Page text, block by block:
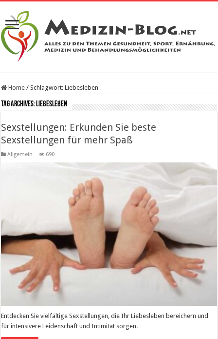
Home / Schlagwort:Liebesleben
Tag Archives:Liebesleben
Sexstellungen: Erkunden Sie beste
Sexstellungen für mehr Spaß
Allgemein 690
Entdecken Sie vielfältige Sexstellungen, die Ihr Liebesleben bereichern und
für intensivere Leidenschaft und Intimität sorgen.